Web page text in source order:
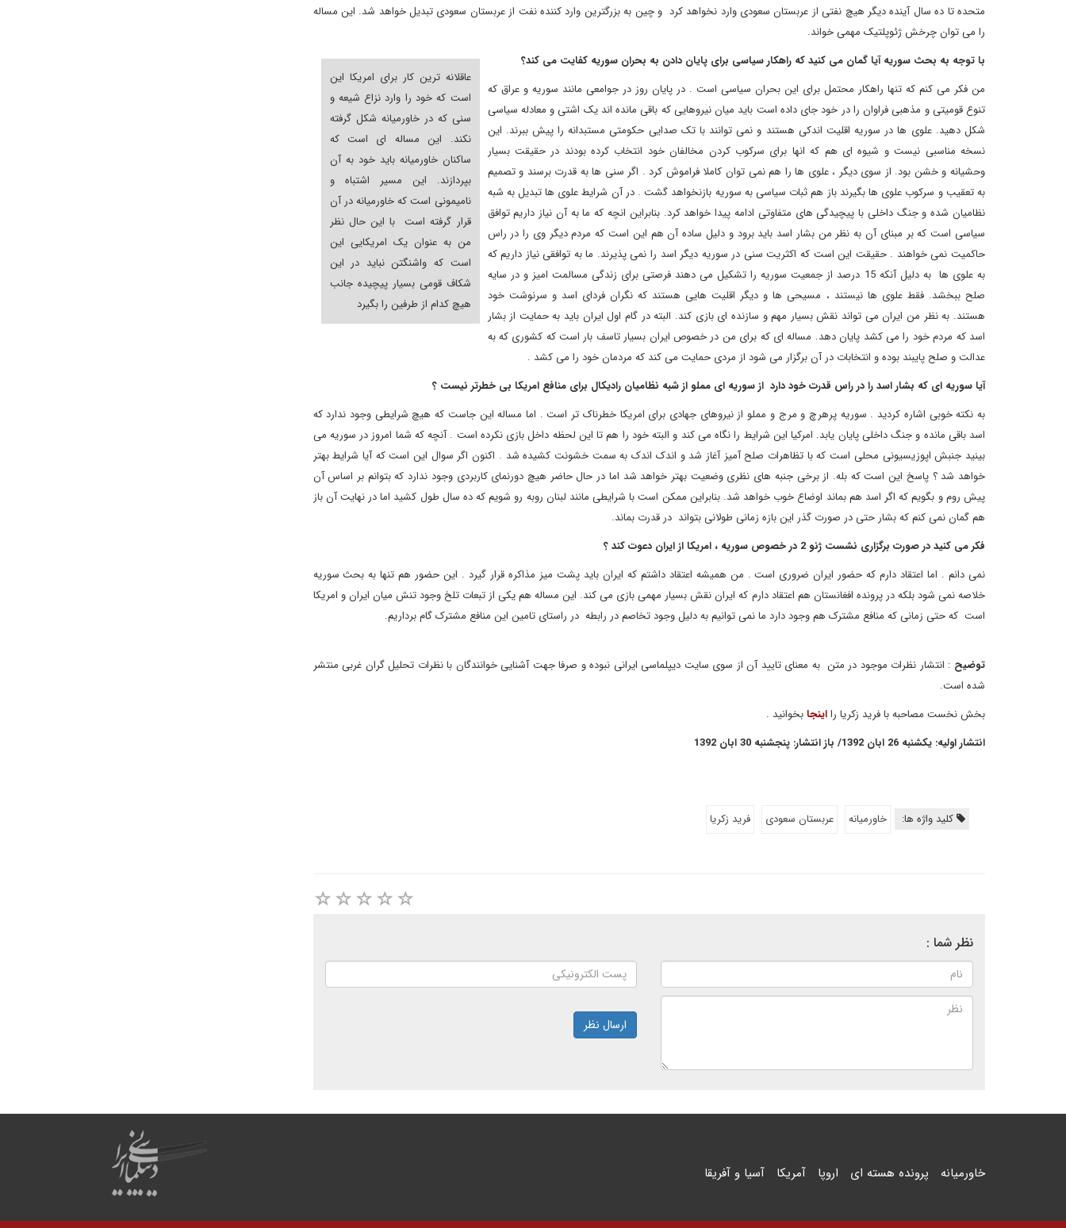
متحده تا ده سال آینده دیگر هیچ نفتی از عربستان سعودی وارد نخواهد کرد و چین به بزرگترین وارد کننده نفت از عربستان سعودی تبدیل خواهد شد. این مساله
را می توان چرخش ژئوپلتیک مهمی خواند.
عاقلانه ترین کار برای امریکا این
است که خود را وارد نزاع شیعه و
سنی که در خاورمیانه شکل گرفته
نکند. این مساله ای است که
ساکنان خاورمیانه باید خود به آن
بپردازند. این مسیر اشتباه و
نامیمونی است که خاورمیانه در آن
قرار گرفته است با این حال نظر
من به عنوان یک امریکایی این
است که واشنگتن نباید در این
شکاف قومی بسیار پیچیده جانب
هیچ کدام از طرفین را بگیرد
با توجه به بحث سوریه آیا گمان می کنید که راهکار سیاسی برای پایان دادن به بحران سوریه کفایت می کند؟
من فکر می کنم که تنها راهکار محتمل برای این بحران سیاسی است . در پایان روز در جوامعی مانند سوریه و عراق که
تنوع قومیتی و مذهبی فراوان را در خود جای داده است باید میان نیروهایی که باقی مانده اند یک اشتی و معادله سیاسی
شکل دهید. علوی ها در سوریه اقلیت اندکی هستند و نمی توانند با تک صدایی حکومتی مستبدانه را پیش ببرند. این
نسخه مناسبی نیست و شیوه ای هم که انها برای سرکوب کردن مخالفان خود انتخاب کرده بودند در حقیقت بسیار
وحشیانه و خشن بود. از سوی دیگر ، علوی ها را هم نمی توان کاملا فراموش کرد . اگر سنی ها به قدرت برسند و تصمیم
به تعقیب و سرکوب علوی ها بگیرند باز هم ثبات سیاسی به سوریه بازنخواهد گشت . در آن شرایط علوی ها تبدیل به شبه
نظامیان شده و جنگ داخلی با پیچیدگی های متفاوتی ادامه پیدا خواهد کرد. بنابراین انچه که ما به آن نیاز داریم توافق
سیاسی است که بر مبنای آن به نظر من بشار اسد باید برود و دلیل ساده آن هم این است که مردم دیگر وی را در راس
حاکمیت نمی خواهند . حقیقت این است که اکثریت سنی در سوریه دیگر اسد را نمی پذیرند. ما به توافقی نیاز داریم که
به علوی ها به دلیل آنکه 15 درصد از جمعیت سوریه را تشکیل می دهند فرصتی برای زندگی مسالمت امیز و در سایه
صلح ببخشد. فقط علوی ها نیستند ، مسیحی ها و دیگر اقلیت هایی هستند که نگران فردای اسد و سرنوشت خود
هستند. به نظر من ایران می تواند نقش بسیار مهم و سازنده ای بازی کند. البته در گام اول ایران باید به حمایت از بشار
اسد که مردم خود را می کشد پایان دهد. مساله ای که برای من در خصوص ایران بسیار تاسف بار است که کشوری که به
عدالت و صلح پایبند بوده و انتخابات در آن برگزار می شود از مردی حمایت می کند که مردمان خود را می کشد .
آیا سوریه ای که بشار اسد را در راس قدرت خود دارد از سوریه ای مملو از شبه نظامیان رادیکال برای منافع امریکا بی خطرتر نیست ؟
به نکته خوبی اشاره کردید . سوریه پرهرچ و مرج و مملو از نیروهای جهادی برای امریکا خطرناک تر است . اما مساله این جاست که هیچ شرایطی وجود ندارد که
اسد باقی مانده و جنگ داخلی پایان یابد. امرکیا این شرایط را نگاه می کند و البته خود را هم تا این لحظه داخل بازی نکرده است . آنچه که شما امروز در سوریه می
بینید جنبش اپوزیسیونی محلی است که با تظاهرات صلح آمیز آغاز شد و اندک اندک به سمت خشونت کشیده شد . اکنون اگر سوال این است که آیا شرایط بهتر
خواهد شد ؟ پاسخ این است که بله. از برخی جنبه های نظری وضعیت بهتر خواهد شد اما در حال حاضر هیچ دورنمای کاربردی وجود ندارد که بتوانم بر اساس آن
پیش روم و بگویم که اگر اسد هم بماند اوضاع خوب خواهد شد. بنابراین ممکن است با شرایطی مانند لبنان روبه رو شویم که ده سال طول کشید اما در نهایت آن باز
هم گمان نمی کنم که بشار حتی در صورت گذر این بازه زمانی طولانی بتواند در قدرت بماند.
فکر می کنید در صورت برگزاری نشست ژنو 2 در خصوص سوریه ، امریکا از ایران دعوت کند ؟
نمی دانم . اما اعتقاد دارم که حضور ایران ضروری است . من همیشه اعتقاد داشتم که ایران باید پشت میز مذاکره قرار گیرد . این حضور هم تنها به بحث سوریه
خلاصه نمی شود بلکه در پرونده افغانستان هم اعتقاد دارم که ایران نقش بسیار مهمی بازی می کند. این مساله هم یکی از تبعات تلخ وجود تنش میان ایران و امریکا
است که حتی زمانی که منافع مشترک هم وجود دارد ما نمی توانیم به دلیل وجود تخاصم در رابطه در راستای تامین این منافع مشترک گام برداریم.
توضیح : انتشار نظرات موجود در متن به معنای تایید آن از سوی سایت دیپلماسی ایرانی نبوده و صرفا جهت آشنایی خوانندگان با نظرات تحلیل گران غربی منتشر
شده است.
بخش نخست مصاحبه با فرید زکریا رااینجابخوانید .
انتشار اولیه: یکشنبه 26 ابان 1392/ باز انتشار: پنجشنبه 30 ابان 1392
کلید واژه ها: خاورمیانه عربستان سعودی فرید زکریا
نظر شما :
ارسال نظر
خاورمیانه پرونده هسته ای اروپا آمریکا آسیا و آفریقا